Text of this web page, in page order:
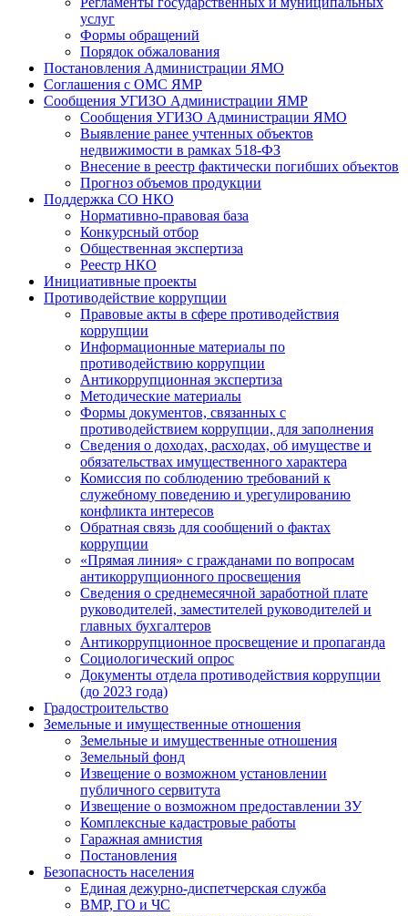
услуг
Формы обращений
Порядок обжалования
Постановления Администрации ЯМО
Соглашения с ОМС ЯМР
Сообщения УГИЗО Администрации ЯМР
Сообщения УГИЗО Администрации ЯМО
Выявление ранее учтенных объектов
недвижимости в рамках 518-ФЗ
Внесение в реестр фактически погибших объектов
Прогноз объемов продукции
Поддержка СО НКО
Нормативно-правовая база
Конкурсный отбор
Общественная экспертиза
Реестр НКО
Инициативные проекты
Противодействие коррупции
Правовые акты в сфере противодействия
коррупции
Информационные материалы по
противодействию коррупции
Антикоррупционная экспертиза
Методические материалы
Формы документов, связанных с
противодействием коррупции, для заполнения
Сведения о доходах, расходах, об имуществе и
обязательствах имущественного характера
Комиссия по соблюдению требований к
служебному поведению и урегулированию
конфликта интересов
Обратная связь для сообщений о фактах
коррупции
«Прямая линия» с гражданами по вопросам
антикоррупционного просвещения
Сведения о среднемесячной заработной плате
руководителей, заместителей руководителей и
главных бухгалтеров
Антикоррупционное просвещение и пропаганда
Социологический опрос
Документы отдела противодействия коррупции
(до 2023 года)
Градостроительство
Земельные и имущественные отношения
Земельные и имущественные отношения
Земельный фонд
Извещение о возможном установлении
публичного сервитута
Извещение о возможном предоставлении ЗУ
Комплексные кадастровые работы
Гаражная амнистия
Постановления
Безопасность населения
Единая дежурно-диспетчерская служба
ВМР, ГО и ЧС